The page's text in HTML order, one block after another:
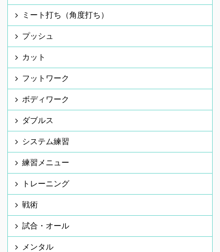
ミート打ち（角度打ち）
プッシュ
カット
フットワーク
ボディワーク
ダブルス
システム練習
練習メニュー
トレーニング
戦術
試合・オール
メンタル